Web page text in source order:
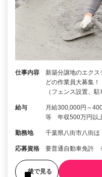
仕事内容
新築分譲地のエク
どの作業員大募集
（フェンス設置、
給与
月給300,000円～
等 年収500万円
勤務地 千葉県八街市八街
応募資格 要普通自動車免許
後で見る